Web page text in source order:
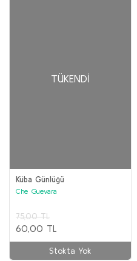
TÜKENDI
Küba Günlüğü
Che Guevara
75,00 TL
60,00 TL
Stokta Yok